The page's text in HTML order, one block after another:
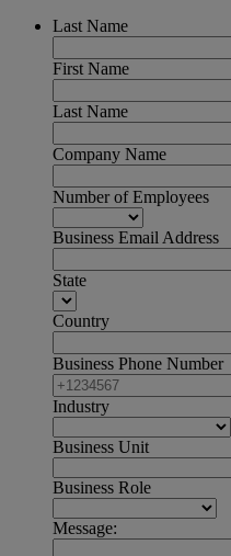
Last Name
First Name
Last Name
Company Name
Number of Employees
Business Email Address
State
Country
Business Phone Number
Industry
Business Unit
Business Role
Message: